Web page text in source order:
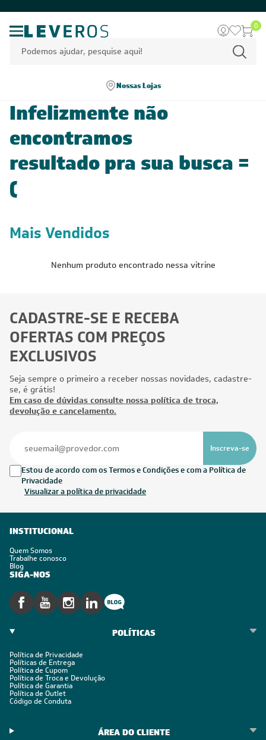
0
Nossas Lojas
Infelizmente não
encontramos
resultado pra sua busca =
(
Mais Vendidos
Nenhum produto encontrado nessa vitrine
CADASTRE-SE E RECEBA
OFERTAS COM PREÇOS
EXCLUSIVOS
Seja sempre o primeiro a receber nossas novidades, cadastre-
se, é grátis!
Em caso de dúvidas consulte nossa política de troca,
devolução e cancelamento.
Inscreva-se
Estou de acordo com os Termos e Condições e com a Política de
Privacidade
Visualizar a política de privacidade
INSTITUCIONAL
Quem Somos
Trabalhe conosco
Blog
SIGA-NOS
POLÍTICAS
Política de Privacidade
Políticas de Entrega
Política de Cupom
Política de Troca e Devolução
Política de Garantia
Política de Outlet
Código de Conduta
ÁREA DO CLIENTE